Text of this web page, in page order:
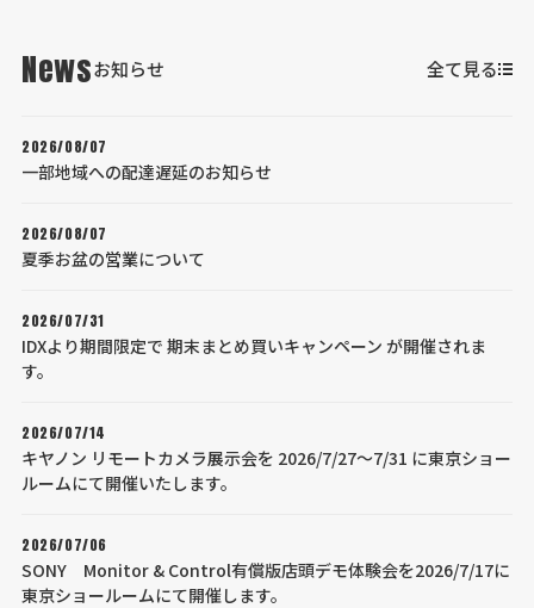
Newsお知らせ 全て見る
2026/08/07
一部地域への配達遅延のお知らせ
2026/08/07
夏季お盆の営業について
2026/07/31
IDXより期間限定で 期末まとめ買いキャンペーン が開催されま
す。
2026/07/14
キヤノン リモートカメラ展示会を 2026/7/27～7/31 に東京ショー
ルームにて開催いたします。
2026/07/06
SONY Monitor & Control有償版店頭デモ体験会を2026/7/17に
東京ショールームにて開催します。